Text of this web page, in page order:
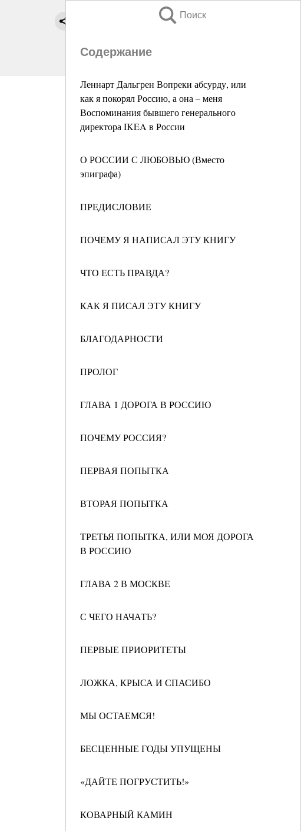
Поиск
Содержание
Леннарт Дальгрен Вопреки абсурду, или
как я покорял Россию, а она – меня
Воспоминания бывшего генерального
директора IKEA в России
О РОССИИ С ЛЮБОВЬЮ (Вместо
эпиграфа)
ПРЕДИСЛОВИЕ
ПОЧЕМУ Я НАПИСАЛ ЭТУ КНИГУ
ЧТО ЕСТЬ ПРАВДА?
КАК Я ПИСАЛ ЭТУ КНИГУ
БЛАГОДАРНОСТИ
ПРОЛОГ
ГЛАВА 1 ДОРОГА В РОССИЮ
ПОЧЕМУ РОССИЯ?
ПЕРВАЯ ПОПЫТКА
ВТОРАЯ ПОПЫТКА
ТРЕТЬЯ ПОПЫТКА, ИЛИ МОЯ ДОРОГА
В РОССИЮ
ГЛАВА 2 В МОСКВЕ
С ЧЕГО НАЧАТЬ?
ПЕРВЫЕ ПРИОРИТЕТЫ
ЛОЖКА, КРЫСА И СПАСИБО
МЫ ОСТАЕМСЯ!
БЕСЦЕННЫЕ ГОДЫ УПУЩЕНЫ
«ДАЙТЕ ПОГРУСТИТЬ!»
КОВАРНЫЙ КАМИН